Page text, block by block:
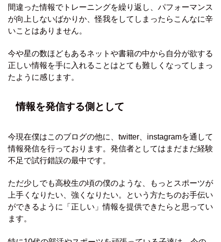
間違った情報でトレーニングを繰り返し、パフォーマンス
が向上しないばかりか、怪我をしてしまったらこんなに辛
いことはありません。
今や星の数ほどもあるネットや書籍の中から自分が欲する
正しい情報を手に入れることはとても難しくなってしまっ
たように感じます。
情報を発信する側として
今現在僕はこのブログの他に、twitter、instagramを通して
情報発信を行っております。発信者としてはまだまだ経験
不足で試行錯誤の最中です。
ただ少しでも高校生の頃の僕のような、もっとスポーツが
上手くなりたい、強くなりたい。という方たちのお手伝い
ができるように「正しい」情報を提供できたらと思ってい
ます。